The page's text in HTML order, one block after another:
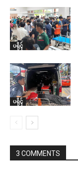
ပရိုၚ်
ပရိုၚ်
3 COMMENTS